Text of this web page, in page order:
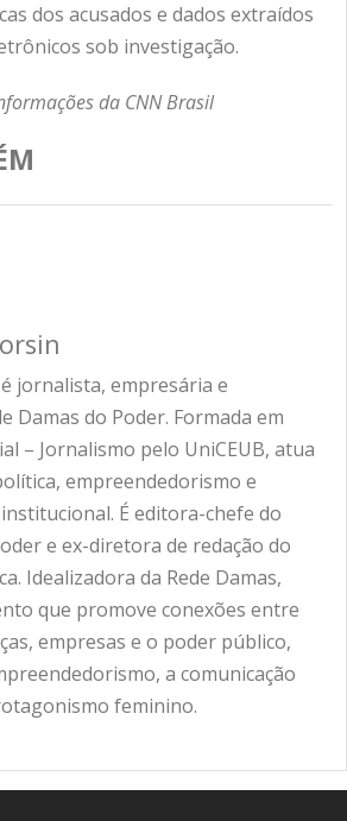
dos acusados e dados extraídos
sob investigação.
da CNN Brasil
jornalista, empresária e
Damas do Poder. Formada em
– Jornalismo pelo UniCEUB, atua
empreendedorismo e
É editora-chefe do
e ex-diretora de redação do
Idealizadora da Rede Damas,
que promove conexões entre
empresas e o poder público,
a comunicação
feminino.